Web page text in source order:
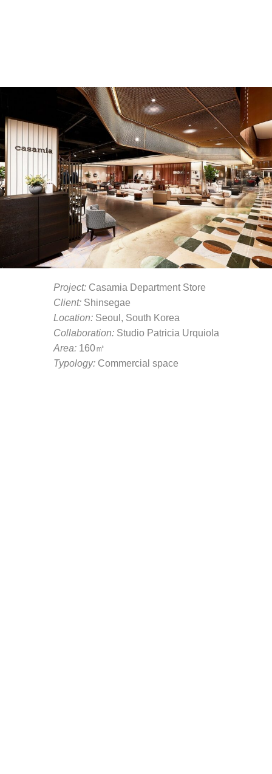
Project: Casamia Department Store
Client: Shinsegae
Location:Seoul, South Korea
Collaboration: Studio Patricia Urquiola
Area:160㎡
Typology:Commercial space